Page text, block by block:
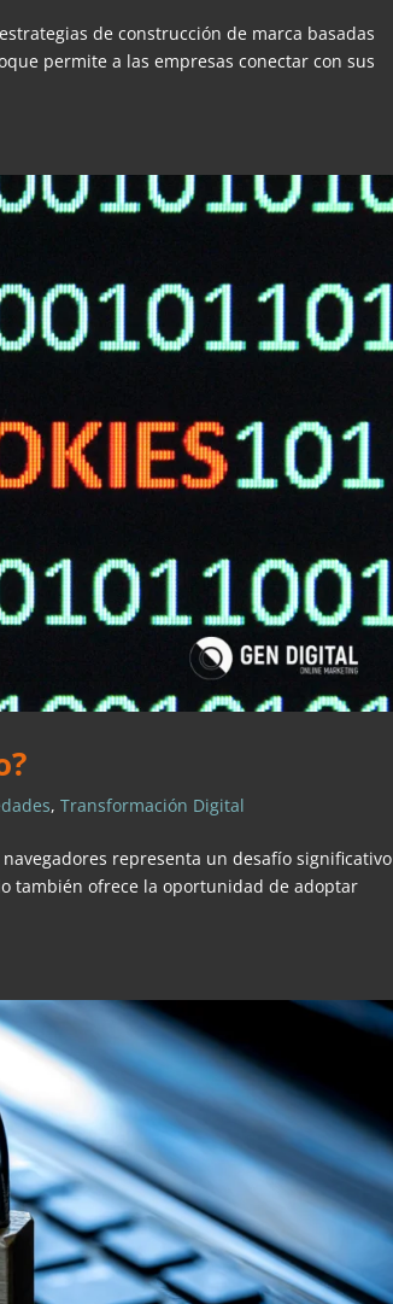
de construcción de marca basadas
permite a las empresas conectar con sus
,Transformación Digital
representa un desafío significativo
también ofrece la oportunidad de adoptar